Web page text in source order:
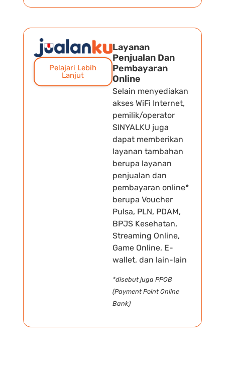
Pelajari Lebih
Lanjut
Layanan
Penjualan Dan
Pembayaran
Online
Selain menyediakan
akses WiFi Internet,
pemilik/operator
SINYALKU juga
dapat memberikan
layanan tambahan
berupa layanan
penjualan dan
pembayaran online*
berupa Voucher
Pulsa, PLN, PDAM,
BPJS Kesehatan,
Streaming Online,
Game Online, E-
wallet, dan lain-lain
*disebut juga PPOB
(Payment Point Online
Bank)